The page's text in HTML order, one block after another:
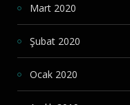
Mart 2020
Şubat 2020
Ocak 2020